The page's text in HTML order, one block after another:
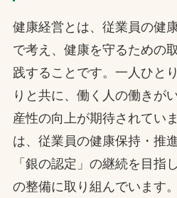
健康経営とは、従業員の健
で考え、健康を守るための
践することです。一人ひと
りと共に、働く人の働きが
産性の向上が期待されてい
は、従業員の健康保持・推
「銀の認定」の継続を目指
の整備に取り組んでいます。